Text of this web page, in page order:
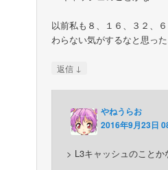
以前私も８、１６、３２、
わらない気がするなと思った
返信 ↓
やねうらお
2016年9月23日
> L3キャッシュのことか